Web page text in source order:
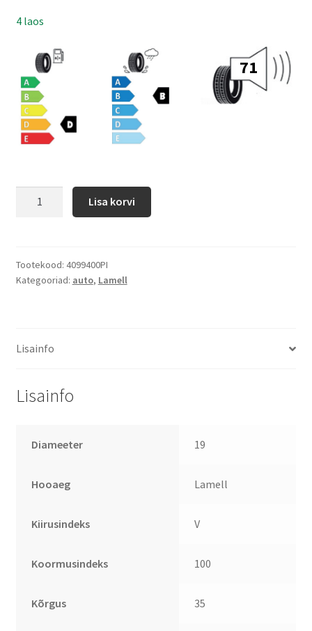
4 laos
71
Lisa korvi
Tootekood: 4099400PI
Kategooriad: auto, Lamell
Lisainfo
Lisainfo
Diameeter 19
Hooaeg Lamell
Kiirusindeks V
Koormusindeks 100
Kõrgus 35